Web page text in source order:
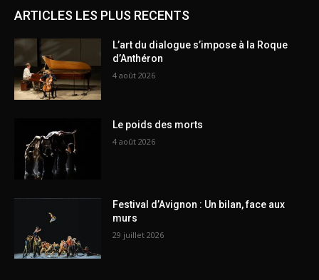
ARTICLES LES PLUS RECENTS
L’art du dialogue s’impose à la Roque
d’Anthéron
4 août 2026
Le poids des morts
4 août 2026
Festival d’Avignon : Un bilan, face aux
murs
29 juillet 2026